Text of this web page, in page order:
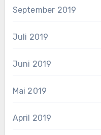
September 2019
Juli 2019
Juni 2019
Mai 2019
April 2019